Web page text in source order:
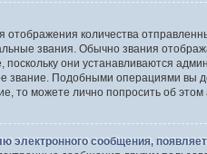
количества
звания. Обычно звания
они устанавливаются
звание. Подобными операциями вы
то можете лично попросить об
сообщения,